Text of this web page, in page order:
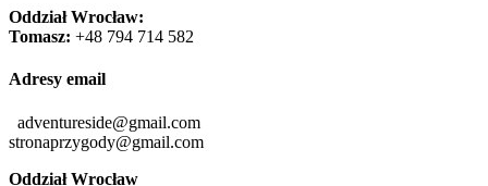
Oddział Wrocław:
Tomasz: +48 794 714 582
Adresy email
adventureside@gmail.com
stronaprzygody@gmail.com
Oddział Wrocław